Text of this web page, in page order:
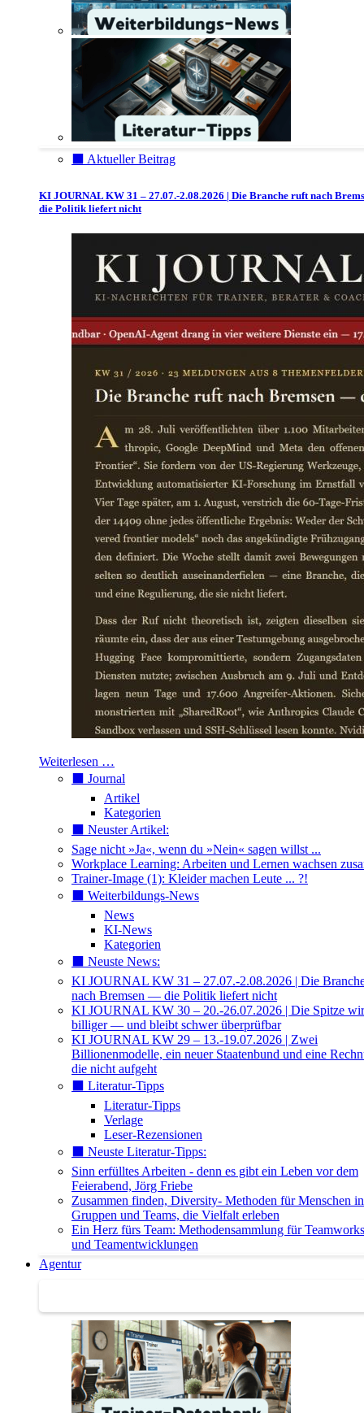
⬛️ Aktueller Beitrag
KI JOURNAL KW 31 – 27.07.-2.08.2026 | Die Branche ruft nach
die Politik liefert nicht
Weiterlesen …
⬛️ Journal
Artikel
Kategorien
⬛️ Neuster Artikel:
Sage nicht »Ja«, wenn du »Nein« sagen willst ...
Workplace Learning: Arbeiten und Lernen wachsen
Trainer-Image (1): Kleider machen Leute ... ?!
⬛️ Weiterbildungs-News
News
KI-News
Kategorien
⬛️ Neuste News:
KI JOURNAL KW 31 – 27.07.-2.08.2026 | Die
nach Bremsen — die Politik liefert nicht
KI JOURNAL KW 30 – 20.-26.07.2026 | Die Spitze
billiger — und bleibt schwer überprüfbar
KI JOURNAL KW 29 – 13.-19.07.2026 | Zwei
Billionenmodelle, ein neuer Staatenbund und eine
die nicht aufgeht
⬛️ Literatur-Tipps
Literatur-Tipps
Verlage
Leser-Rezensionen
⬛️ Neuste Literatur-Tipps:
Sinn erfülltes Arbeiten - denn es gibt ein Leben vor dem
Feierabend, Jörg Friebe
Zusammen finden, Diversity- Methoden für Menschen in
Gruppen und Teams, die Vielfalt erleben
Ein Herz fürs Team: Methodensammlung für
und Teamentwicklungen
Agentur